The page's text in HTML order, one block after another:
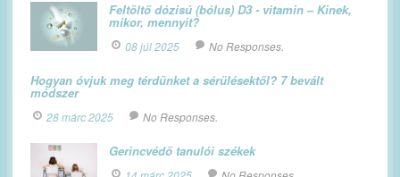
Feltöltő dózisú (bólus) D3 - vitamin – Kinek,
mikor, mennyit?
08 júl 2025 No Responses.
Hogyan óvjuk meg térdünket a sérülésektől? 7 bevált
módszer
28 márc 2025 No Responses.
Gerincvédő tanulói székek